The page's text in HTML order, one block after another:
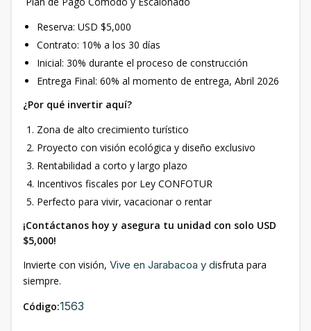
Reserva: USD $5,000
Contrato: 10% a los 30 días
Inicial: 30% durante el proceso de construcción
Entrega Final: 60% al momento de entrega, Abril 2026
¿Por qué invertir aquí?
Zona de alto crecimiento turístico
Proyecto con visión ecológica y diseño exclusivo
Rentabilidad a corto y largo plazo
Incentivos fiscales por Ley CONFOTUR
Perfecto para vivir, vacacionar o rentar
¡Contáctanos hoy y asegura tu unidad con solo USD
$5,000!
Invierte con visión, Vive en Jarabacoa y disfruta para
siempre.
Código:1563